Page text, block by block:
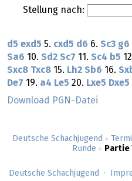
Deutsche Schachjugend >
Runde > Partie
Stellung nach:
d5 exd5 5. cxd5 d6 6. Sc3 g6
Sa6 10. Sd2 Sc7 11. Sc4 b5
Sxc8 Txc8 15. Lh2 Sb6 16.
De7 19. a4 Le5 20. Lxe5 Dxe5
Download PGN-Datei
Deutsche Schachjugend